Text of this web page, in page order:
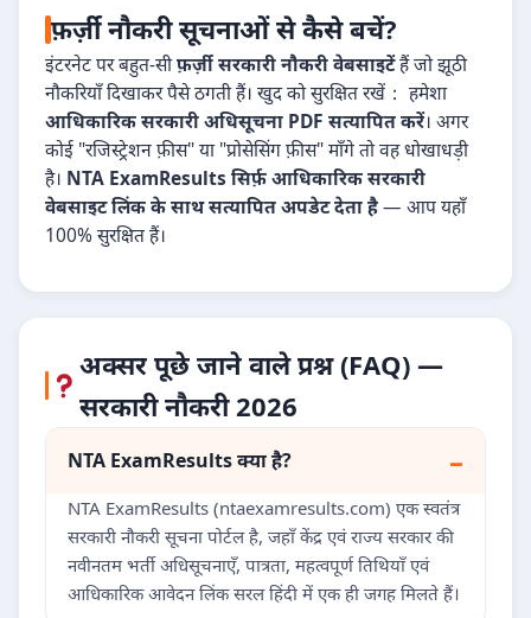
फ़र्ज़ी नौकरी सूचनाओं से कैसे बचें?
इंटरनेट पर बहुत-सीफ़र्ज़ी सरकारी नौकरी वेबसाइटेंहैं जो झूठी
नौकरियाँ दिखाकर पैसे ठगती हैं। खुद को सुरक्षित रखें： हमेशा
आधिकारिक सरकारी अधिसूचना PDF सत्यापित करें। अगर
कोई "रजिस्ट्रेशन फ़ीस" या "प्रोसेसिंग फ़ीस" माँगे तो वह धोखाधड़ी
है। NTA ExamResults सिर्फ़ आधिकारिक सरकारी
वेबसाइट लिंक के साथ सत्यापित अपडेट देता है— आप यहाँ
100% सुरक्षित हैं।
अक्सर पूछे जाने वाले प्रश्न (FAQ) —
सरकारी नौकरी 2026
NTA ExamResults क्या है?
NTA ExamResults (ntaexamresults.com) एक स्वतंत्र
सरकारी नौकरी सूचना पोर्टल है, जहाँ केंद्र एवं राज्य सरकार की
नवीनतम भर्ती अधिसूचनाएँ, पात्रता, महत्वपूर्ण तिथियाँ एवं
आधिकारिक आवेदन लिंक सरल हिंदी में एक ही जगह मिलते हैं।